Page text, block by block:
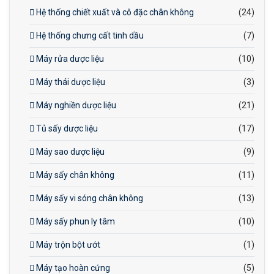
Hệ thống chiết xuất và cô đặc chân không
(24)
Hệ thống chưng cất tinh dầu (7)
Máy rửa dược liệu (10)
Máy thái dược liệu (3)
Máy nghiền dược liệu (21)
Tủ sấy dược liệu (17)
Máy sao dược liệu (9)
Máy sấy chân không (11)
Máy sấy vi sóng chân không (13)
Máy sấy phun ly tâm (10)
Máy trộn bột ướt (1)
Máy tạo hoàn cứng (5)